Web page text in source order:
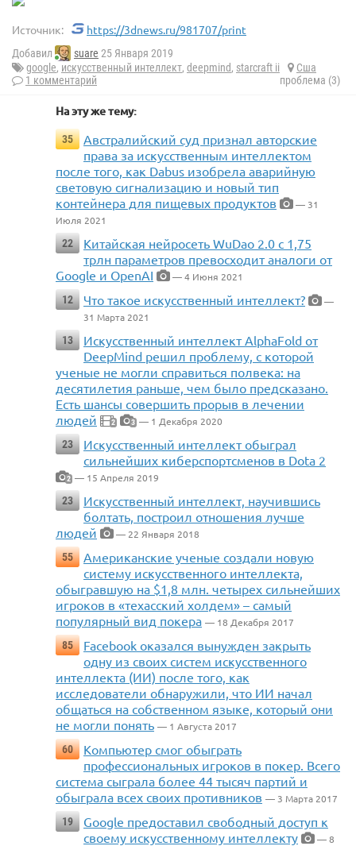
Источник: https://3dnews.ru/981707/print
Добавил suare 25 Января 2019
google, искусственный интеллект, deepmind, starcraft ii
Сша
1 комментарий
проблема (3)
На эту же тему:
35
Австралийский суд признал авторские
права за искусственным интеллектом
после того, как Dabus изобрела аварийную
световую сигнализацию и новый тип
контейнера для пищевых продуктов
— 31
Июля 2021
22
Китайская нейросеть WuDao 2.0 с 1,75
трлн параметров превосходит аналоги от
Google и OpenAI
— 4 Июня 2021
12
Что такое искусственный интеллект?
—
31 Марта 2021
13
Искусственный интеллект AlphaFold от
DeepMind решил проблему, с которой
ученые не могли справиться полвека: на
десятилетия раньше, чем было предсказано.
Есть шансы совершить прорыв в лечении
людей
2 3 — 1 Декабря 2020
23
Искусственный интеллект обыграл
сильнейших киберспортсменов в Dota 2
2 — 15 Апреля 2019
23
Искусственный интеллект, научившись
болтать, построил отношения лучше
людей
— 22 Января 2018
55
Американские ученые создали новую
систему искусственного интеллекта,
обыгравшую на $1,8 млн. четырех сильнейших
игроков в «техасский холдем» – самый
популярный вид покера — 18 Декабря 2017
85
Facebook оказался вынужден закрыть
одну из своих систем искусственного
интеллекта (ИИ) после того, как
исследователи обнаружили, что ИИ начал
общаться на собственном языке, который они
не могли понять — 1 Августа 2017
60
Компьютер смог обыграть
профессиональных игроков в покер. Всего
система сыграла более 44 тысяч партий и
обыграла всех своих противников — 3 Марта 2017
19
Google предоставил свободный доступ к
своему искусственному интеллекту
— 8